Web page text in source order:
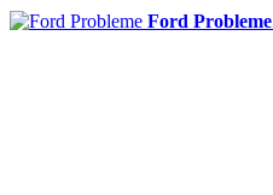
Ford Probleme